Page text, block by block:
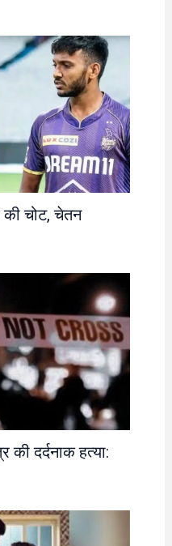
चोट, चेतन
की दर्दनाक हत्या: